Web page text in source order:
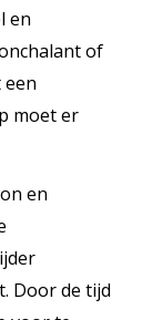
en
of
moet er
en
Door de tijd